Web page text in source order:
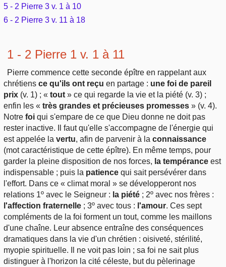
Outils
Paramètres
Rechercher (concordance)
Études et commentaires par passage
Versets Classés
Lecture Journalière
Dieu
L'Évangile, le Salut
Mort, résurrection
L'Église, l'Assemblée
Prophétie
Sanctification
Vie pratique
Mariage, famille
Sujets de A à Z
Commentaires journaliers
COURS Bibliques - GUIDES de lecture
Pour débuter
Sujets de A à Z
Ouvrages de A à Z
Auteurs de A à Z
Rechercher dans la Bible
Études et commentaires par passage
Dictionnaires bibliques
Sommaires
Aperçus Livres de la Bible
Autres FAQ
5 - 2 Pierre 3 v. 1 à 10
6 - 2 Pierre 3 v. 11 à 18
1 - 2 Pierre 1 v. 1 à 11
Pierre commence cette seconde épître en rappelant aux
chrétiens ce qu'ils ont reçu en partage : une foi de pareil
prix (v. 1) ; « tout » ce qui regarde la vie et la piété (v. 3) ;
enfin les « très grandes et précieuses promesses » (v. 4).
Notre foi qui s'empare de ce que Dieu donne ne doit pas
rester inactive. Il faut qu'elle s'accompagne de l'énergie qui
est appelée la vertu, afin de parvenir à la connaissance
(mot caractéristique de cette épître). En même temps, pour
garder la pleine disposition de nos forces, la tempérance est
indispensable ; puis la patience qui sait persévérer dans
l'effort. Dans ce « climat moral » se développeront nos
relations 1º avec le Seigneur : la piété ; 2º avec nos frères :
l'affection fraternelle ; 3º avec tous : l'amour. Ces sept
compléments de la foi forment un tout, comme les maillons
d'une chaîne. Leur absence entraîne des conséquences
dramatiques dans la vie d'un chrétien : oisiveté, stérilité,
myopie spirituelle. Il ne voit pas loin ; sa foi ne sait plus
distinguer à l'horizon la cité céleste, but du pèlerinage